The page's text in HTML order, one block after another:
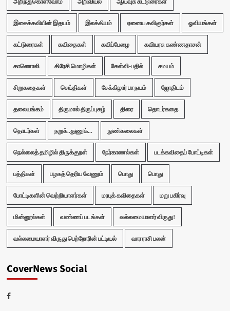
இசைக்கவியின் இதயம் இலக்கியம் ஏனைய கவிஞர்கள் ஓவியங்கள்
கட்டுரைகள் கவிதைகள் கவிப்பேழை கவியரசு கண்ணதாசன்
காணொலி கிரேசி மொழிகள் கேள்வி-பதில் சமயம்
சிறுகதைகள் செய்திகள் சேக்கிழார் பா நயம் ஜோதிடம்
தலையங்கம் திருமால் திருப்புகழ் திரை தொடர்கதை
தொடர்கள் நறுக்..துணுக்... நுண்கலைகள்
நெல்லைத் தமிழில் திருக்குறள் நேர்காணல்கள் படக்கவிதைப் போட்டிகள்
பத்திகள் பழகத் தெரிய வேணும் பொது பொது
போட்டிகளின் வெற்றியாளர்கள் மரபுக் கவிதைகள் மறு பகிர்வு
மின்னூல்கள் வண்ணப் படங்கள் வல்லமையாளர் விருது!
வல்லமையாளர் விருது பெற்றோரின் பட்டியல் வார ராசி பலன்
CoverNews Social
Facebook